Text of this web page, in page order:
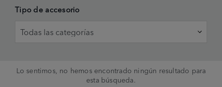
Tipo de accesorio
Lo sentimos, no hemos encontrado ningún resultado para
esta búsqueda.